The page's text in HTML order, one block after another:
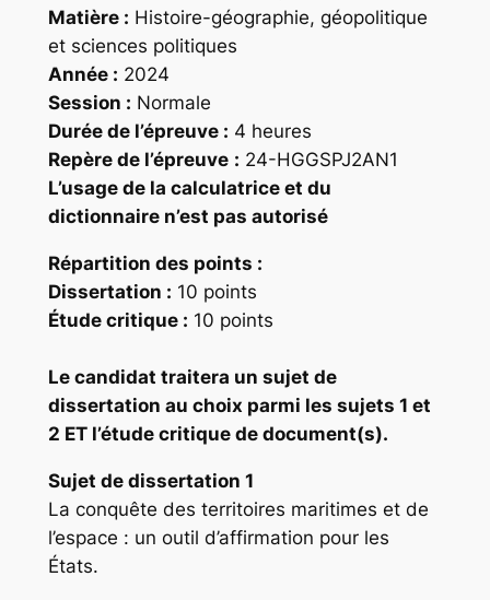
Matière : Histoire-géographie, géopolitique
et sciences politiques
Année : 2024
Session : Normale
Durée de l’épreuve : 4 heures
Repère de l’épreuve : 24-HGGSPJ2AN1
L’usage de la calculatrice et du
dictionnaire n’est pas autorisé
Répartition des points :
Dissertation : 10 points
Étude critique : 10 points
Le candidat traitera un sujet de
dissertation au choix parmi les sujets 1 et
2 ET l’étude critique de document(s).
Sujet de dissertation 1
La conquête des territoires maritimes et de
l’espace : un outil d’affirmation pour les
États.